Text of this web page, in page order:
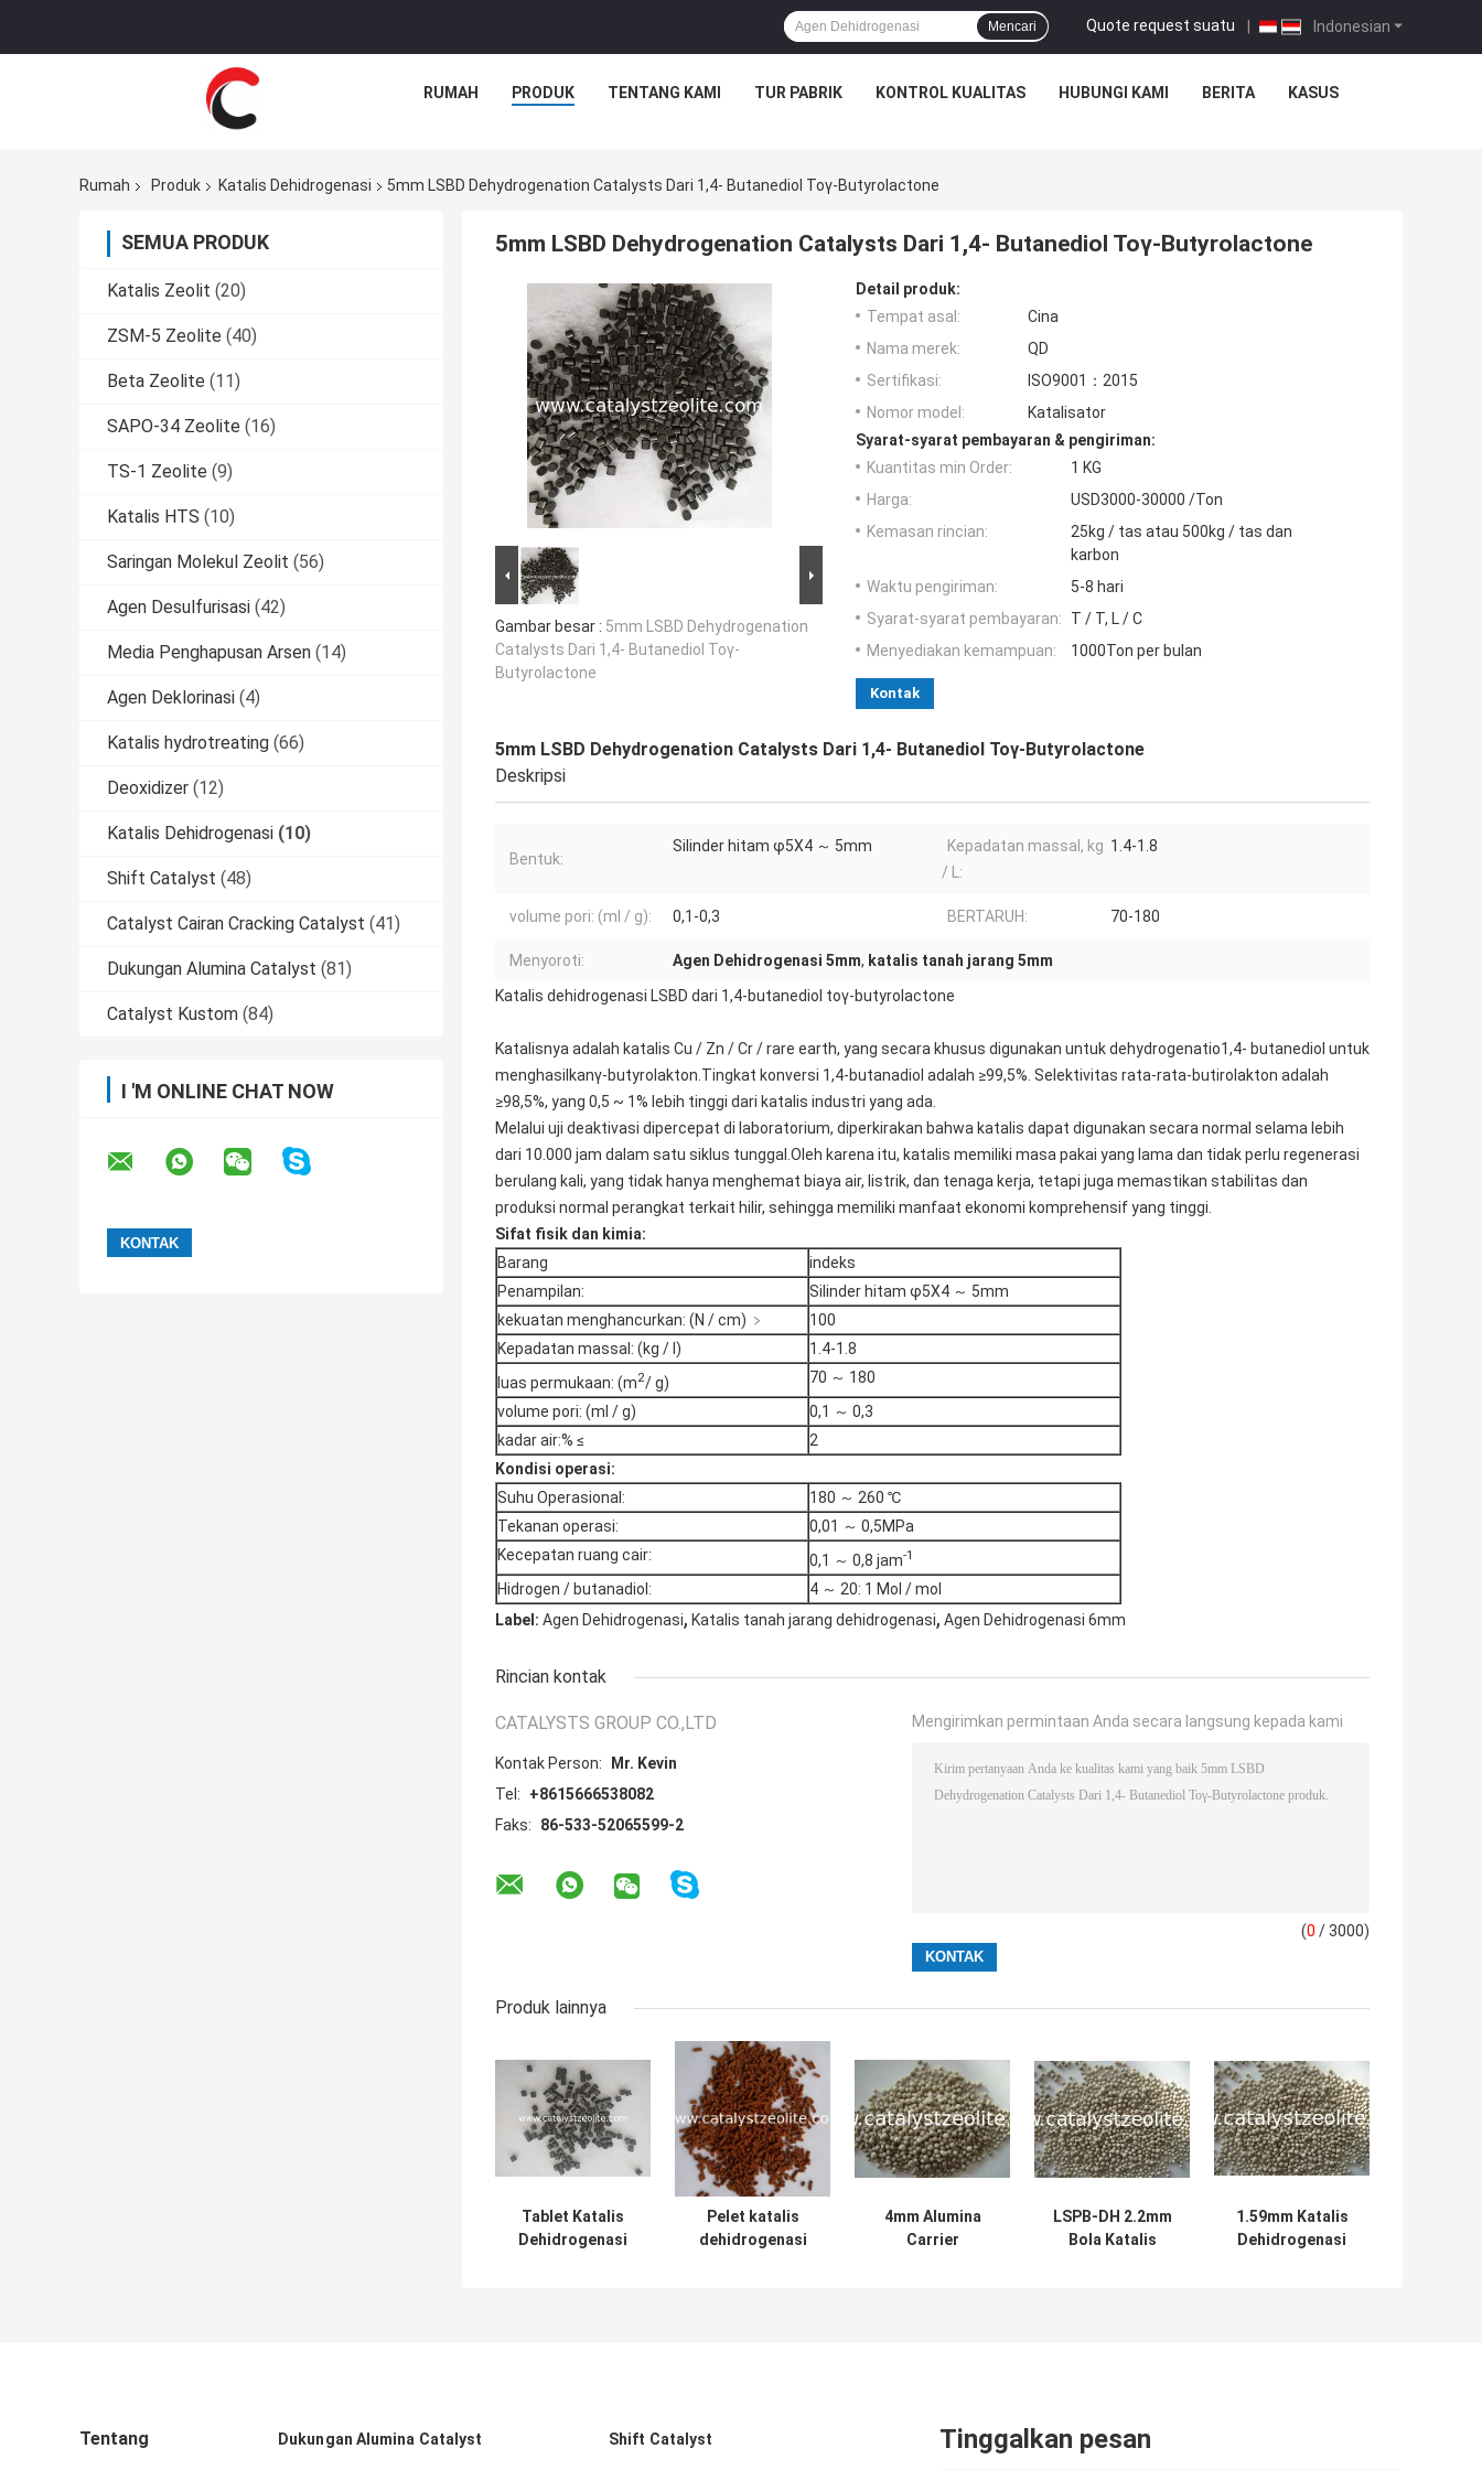
Indonesian
Quote request suatu |
Mencari
RUMAH PRODUK TENTANG KAMI TUR PABRIK KONTROL KUALITAS HUBUNGI KAMI BERITA KASUS
Rumah Produk Katalis Dehidrogenasi 5mm LSBD Dehydrogenation Catalysts Dari 1,4- Butanediol Toγ-Butyrolactone
SEMUA PRODUK
Katalis Zeolit (20)
ZSM-5 Zeolite (40)
Beta Zeolite (11)
SAPO-34 Zeolite (16)
TS-1 Zeolite (9)
Katalis HTS (10)
Saringan Molekul Zeolit (56)
Agen Desulfurisasi (42)
Media Penghapusan Arsen (14)
Agen Deklorinasi (4)
Katalis hydrotreating (66)
Deoxidizer (12)
Katalis Dehidrogenasi (10)
Shift Catalyst (48)
Catalyst Cairan Cracking Catalyst (41)
Dukungan Alumina Catalyst (81)
Catalyst Kustom (84)
I 'M ONLINE CHAT NOW
5mm LSBD Dehydrogenation Catalysts Dari 1,4- Butanediol Toγ-Butyrolactone
Gambar besar : 5mm LSBD Dehydrogenation
Catalysts Dari 1,4- Butanediol Toγ-
Butyrolactone
Detail produk:
Tempat asal:
Cina
Nama merek:
QD
Sertifikasi:
ISO9001：2015
Nomor model:
Katalisator
Syarat-syarat pembayaran & pengiriman:
Kuantitas min Order:
1 KG
Harga:
USD3000-30000 /Ton
Kemasan rincian:
25kg / tas atau 500kg / tas dan
karbon
Waktu pengiriman:
5-8 hari
Syarat-syarat pembayaran:
T / T, L / C
Menyediakan kemampuan:
1000Ton per bulan
Kontak
5mm LSBD Dehydrogenation Catalysts Dari 1,4- Butanediol Toγ-Butyrolactone
Deskripsi
Bentuk:
Silinder hitam φ5X4 ～ 5mm
Kepadatan massal, kg
/ L:
1.4-1.8
volume pori: (ml / g): 0,1-0,3 BERTARUH: 70-180
Menyoroti: Agen Dehidrogenasi 5mm, katalis tanah jarang 5mm
Katalis dehidrogenasi LSBD dari 1,4-butanediol toγ-butyrolactone
Katalisnya adalah katalis Cu / Zn / Cr / rare earth, yang secara khusus digunakan untuk dehydrogenatio1,4- butanediol untuk
menghasilkanγ-butyrolakton.Tingkat konversi 1,4-butanadiol adalah ≥99,5%. Selektivitas rata-rata-butirolakton adalah
≥98,5%, yang 0,5 ~ 1% lebih tinggi dari katalis industri yang ada.
Melalui uji deaktivasi dipercepat di laboratorium, diperkirakan bahwa katalis dapat digunakan secara normal selama lebih
dari 10.000 jam dalam satu siklus tunggal.Oleh karena itu, katalis memiliki masa pakai yang lama dan tidak perlu regenerasi
berulang kali, yang tidak hanya menghemat biaya air, listrik, dan tenaga kerja, tetapi juga memastikan stabilitas dan
produksi normal perangkat terkait hilir, sehingga memiliki manfaat ekonomi komprehensif yang tinggi.
Sifat fisik dan kimia:
Barang
indeks
Penampilan:
Silinder hitam φ5X4 ～ 5mm
kekuatan menghancurkan: (N / cm) ﹥
100
Kepadatan massal: (kg / l)
1.4-1.8
luas permukaan: (m2/ g)
70 ～ 180
volume pori: (ml / g)
0,1 ～ 0,3
kadar air:% ≤
2
Kondisi operasi:
Suhu Operasional:
180 ～ 260 ℃
Tekanan operasi:
0,01 ～ 0,5MPa
Kecepatan ruang cair:
0,1 ～ 0,8 jam-1
Hidrogen / butanadiol:
4 ～ 20: 1 Mol / mol
Label: Agen Dehidrogenasi, Katalis tanah jarang dehidrogenasi, Agen Dehidrogenasi 6mm
Rincian kontak
CATALYSTS GROUP CO.,LTD
Kontak Person:
Mr. Kevin
Tel:
+8615666538082
Faks:
86-533-52065599-2
Mengirimkan permintaan Anda secara langsung kepada kami
(0 / 3000)
Produk lainnya
Tablet Katalis
Dehidrogenasi
Pelet katalis
dehidrogenasi
4mm Alumina
Carrier
LSPB-DH 2.2mm
Bola Katalis
1.59mm Katalis
Dehidrogenasi
Tentang Dukungan Alumina Catalyst Shift Catalyst Tinggalkan pesan